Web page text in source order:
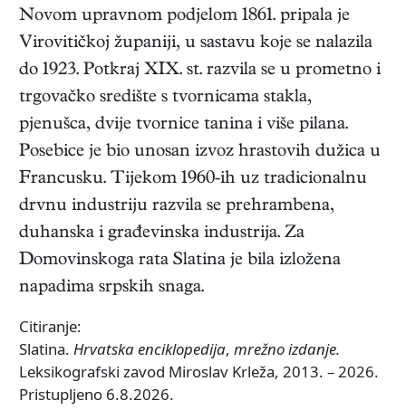
Novom upravnom podjelom 1861. pripala je
Virovitičkoj županiji, u sastavu koje se nalazila
do 1923. Potkraj XIX. st. razvila se u prometno i
trgovačko središte s tvornicama stakla,
pjenušca, dvije tvornice tanina i više pilana.
Posebice je bio unosan izvoz hrastovih dužica u
Francusku. Tijekom 1960-ih uz tradicionalnu
drvnu industriju razvila se prehrambena,
duhanska i građevinska industrija. Za
Domovinskoga rata Slatina je bila izložena
napadima srpskih snaga.
Citiranje:
Slatina. Hrvatska enciklopedija, mrežno izdanje.
Leksikografski zavod Miroslav Krleža, 2013. – 2026.
Pristupljeno 6.8.2026.